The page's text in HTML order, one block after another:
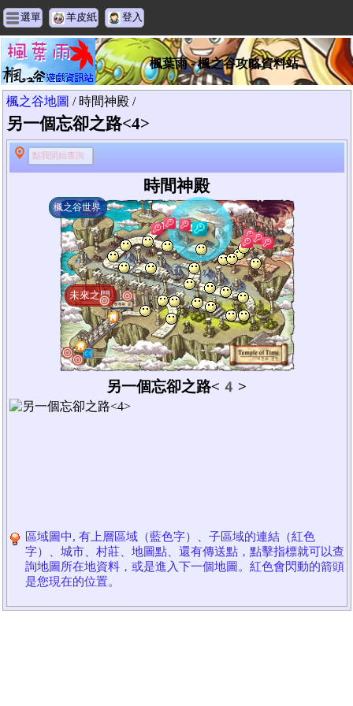
選單 羊皮紙 登入
楓葉雨 - 楓之谷攻略資料站
楓之谷地圖 / 時間神殿 /
另一個忘卻之路<4>
點我開始查詢
時間神殿
未來之門
楓之谷世界
另一個忘卻之路<4>
區域圖中, 有上層區域（藍色字）、子區域的連結（紅色
字）、城市、村莊、地圖點、還有傳送點，點擊指標就可以查
詢地圖所在地資料，或是進入下一個地圖。紅色會閃動的箭頭
是您現在的位置。